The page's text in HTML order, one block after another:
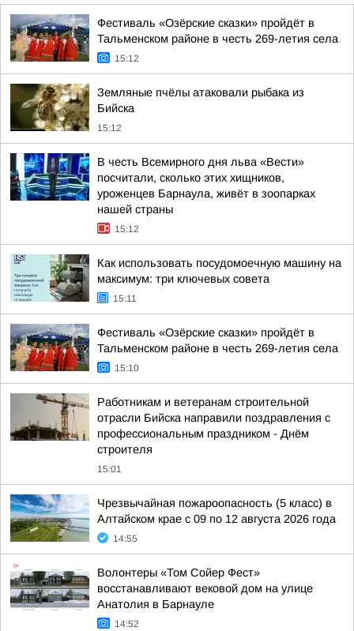
Фестиваль «Озёрские сказки» пройдёт в
Тальменском районе в честь 269-летия села
15:12
Земляные пчёлы атаковали рыбака из
Бийска
15:12
В честь Всемирного дня льва «Вести»
посчитали, сколько этих хищников,
уроженцев Барнаула, живёт в зоопарках
нашей страны
15:12
Как использовать посудомоечную машину на
максимум: три ключевых совета
15:11
Фестиваль «Озёрские сказки» пройдёт в
Тальменском районе в честь 269-летия села
15:10
Работникам и ветеранам строительной
отрасли Бийска направили поздравления с
профессиональным праздником - Днём
строителя
15:01
Чрезвычайная пожароопасность (5 класс) в
Алтайском крае с 09 по 12 августа 2026 года
14:55
Волонтеры «Том Сойер Фест»
восстанавливают вековой дом на улице
Анатолия в Барнауле
14:52